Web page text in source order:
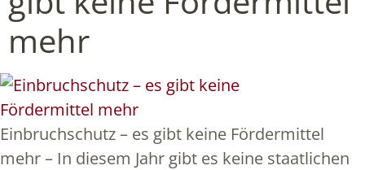
mehr
Einbruchschutz – es gibt keine Fördermittel
mehr – In diesem Jahr gibt es keine staatlichen